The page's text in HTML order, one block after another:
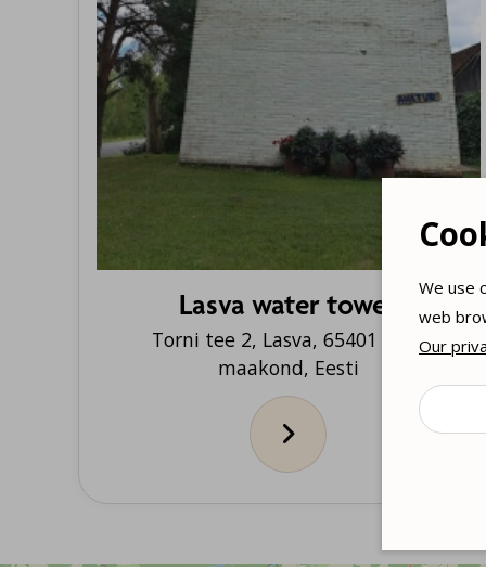
Lasva water tower
Torni tee 2, Lasva, 65401 Võru
maakond, Eesti

We use
web
Our